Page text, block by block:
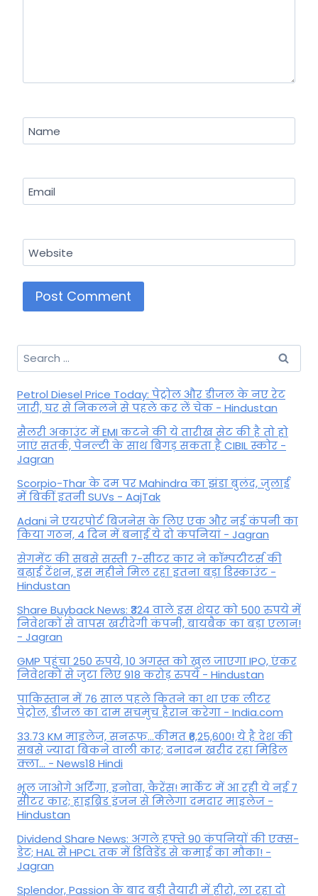
Name
Email
Website
Search
for:
Petrol Diesel Price Today: पेट्रोल और डीजल के नए रेट
जारी, घर से निकलने से पहले कर लें चेक - Hindustan
सैलरी अकाउंट में EMI कटने की ये तारीख सेट की है तो हो
जाएं सतर्क, पेनल्टी के साथ बिगड़ सकता है CIBIL स्कोर -
Jagran
Scorpio-Thar के दम पर Mahindra का झंडा बुलंद, जुलाई
में बिकीं इतनी SUVs - AajTak
Adani ने एयरपोर्ट बिजनेस के लिए एक और नई कंपनी का
किया गठन, 4 दिन में बनाई ये दो कंपनियां - Jagran
सेगमेंट की सबसे सस्ती 7-सीटर कार ने कॉम्पटीटर्स की
बढ़ाई टेंशन, इस महीने मिल रहा इतना बड़ा डिस्काउंट -
Hindustan
Share Buyback News: ₹324 वाले इस शेयर को 500 रुपये में
निवेशकों से वापस खरीदेगी कंपनी, बायबैक का बड़ा एलान!
- Jagran
GMP पहुंचा 250 रुपये, 10 अगस्त को खुल जाएगा IPO, एंकर
निवेशकों से जुटा लिए 918 करोड़ रुपये - Hindustan
पाकिस्तान में 76 साल पहले कितने का था एक लीटर
पेट्रोल, डीजल का दाम सचमुच हैरान करेगा - India.com
33.73 KM माइलेज, सनरूफ...कीमत ₹6,25,600! ये है देश की
सबसे ज्यादा बिकने वाली कार; दनादन खरीद रहा मिडिल
क्ला... - News18 Hindi
भूल जाओगे अर्टिगा, इनोवा, कैरेंस! मार्केट में आ रही ये नई 7
सीटर कार; हाइब्रिड इंजन से मिलेगा दमदार माइलेज -
Hindustan
Dividend Share News: अगले हफ्ते 90 कंपनियों की एक्स-
डेट; HAL से HPCL तक में डिविडेंड से कमाई का मौका! -
Jagran
Splendor, Passion के बाद बड़ी तैयारी में हीरो, ला रहा दो